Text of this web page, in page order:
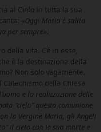
al Cielo in tutta la sua
«Oggi Maria è salita
per sempre».
vita. C’è in esse,
è la destinazione della
Non solo vagamente,
della Chiesa
e la realizzazione delle
“cielo” questa comunione
la Vergine Maria, gli Angeli
il cielo con la sua morte e